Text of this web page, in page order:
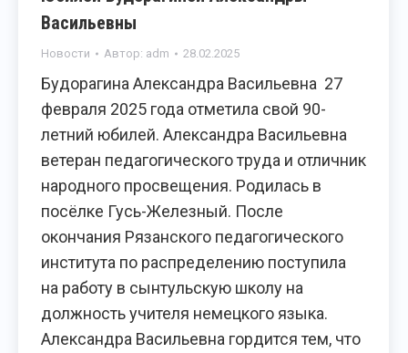
Васильевны
Новости Автор: adm 28.02.2025
Будорагина Александра Васильевна 27
февраля 2025 года отметила свой 90-
летний юбилей. Александра Васильевна
ветеран педагогического труда и отличник
народного просвещения. Родилась в
посёлке Гусь-Железный. После
окончания Рязанского педагогического
института по распределению поступила
на работу в сынтульскую школу на
должность учителя немецкого языка.
Александра Васильевна гордится тем, что